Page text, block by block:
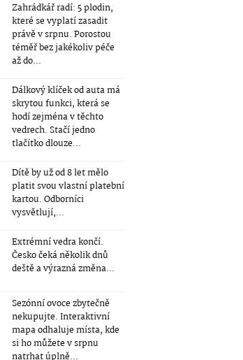
Zahrádkář radí: 5 plodin,
které se vyplatí zasadit
právě v srpnu. Porostou
téměř bez jakékoliv péče
až do...
Dálkový klíček od auta má
skrytou funkci, která se
hodí zejména v těchto
vedrech. Stačí jedno
tlačítko dlouze...
Dítě by už od 8 let mělo
platit svou vlastní platební
kartou. Odborníci
vysvětlují,...
Extrémní vedra končí.
Česko čeká několik dnů
deště a výrazná změna...
Sezónní ovoce zbytečně
nekupujte. Interaktivní
mapa odhaluje místa, kde
si ho můžete v srpnu
natrhat úplně...